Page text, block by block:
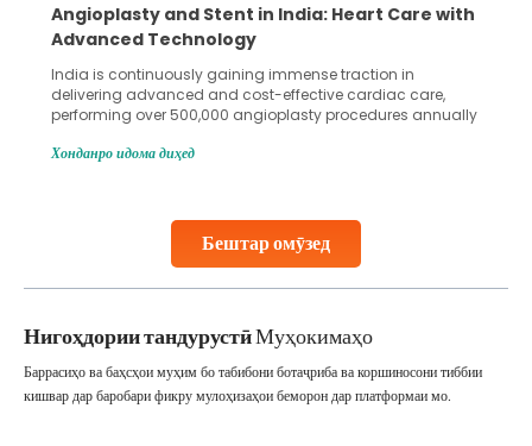
Бештар омӯзед
Angioplasty and Stent in India: Heart Care with
Advanced Technology
India is continuously gaining immense traction in
delivering advanced and cost-effective cardiac care,
performing over 500,000 angioplasty procedures annually
globe are searching for treatments like angioplasty and
Studies, such as one published
Хонданро идома диҳед
Нигоҳдории тандурустӣМуҳокимаҳо
Баррасиҳо ва баҳсҳои муҳим бо табибони ботаҷриба ва коршиносони тиббии
кишвар дар баробари фикру мулоҳизаҳои беморон дар платформаи мо.